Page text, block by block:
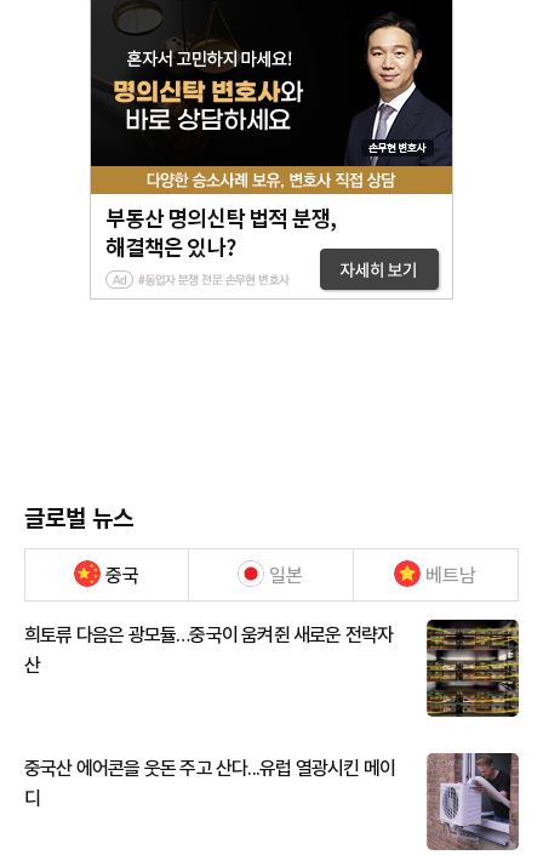
글로벌 뉴스
중국 일본 베트남
희토류 다음은 광모듈…중국이 움켜쥔 새로운 전략자
산
중국산 에어콘을 웃돈 주고 산다...유럽 열광시킨 메이
디